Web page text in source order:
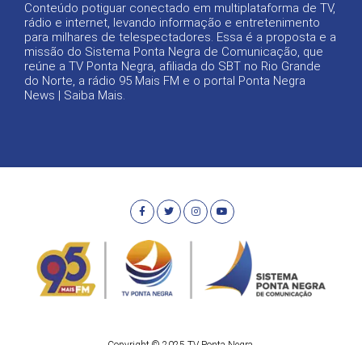
Conteúdo potiguar conectado em multiplataforma de TV,
rádio e internet, levando informação e entretenimento
para milhares de telespectadores. Essa é a proposta e a
missão do Sistema Ponta Negra de Comunicação, que
reúne a TV Ponta Negra, afiliada do SBT no Rio Grande
do Norte, a rádio 95 Mais FM e o portal Ponta Negra
News | Saiba Mais.